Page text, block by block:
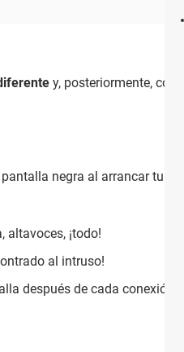
y, posteriormente, con
negra al arrancar tu
altavoces, ¡todo!
al intruso!
después de cada conexión.